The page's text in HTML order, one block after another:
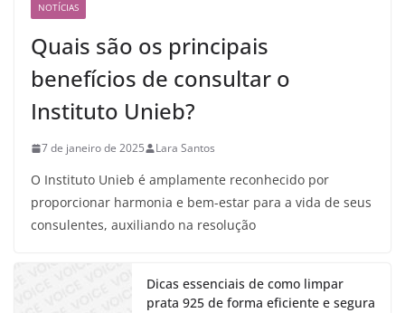
NOTÍCIAS
Quais são os principais
benefícios de consultar o
Instituto Unieb?
7 de janeiro de 2025 Lara Santos
O Instituto Unieb é amplamente reconhecido por
proporcionar harmonia e bem-estar para a vida de seus
consulentes, auxiliando na resolução
Dicas essenciais de como limpar
prata 925 de forma eficiente e segura